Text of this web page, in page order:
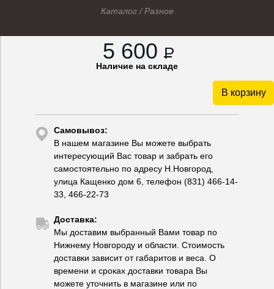
Каталог/Разное
5 600 P
Наличие на складе
В корзину
Самовывоз:
В нашем магазине Вы можете выбрать
интересующий Вас товар и забрать его
самостоятельно по адресу Н.Новгород,
улица Кащенко дом 6, телефон (831) 466-14-
33, 466-22-73
Доставка:
Мы доставим выбранный Вами товар по
Нижнему Новгороду и области. Стоимость
доставки зависит от габаритов и веса. О
времени и сроках доставки товара Вы
можете уточнить в магазине или по